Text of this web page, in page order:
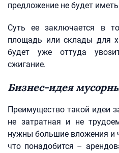
предложение не будет
Суть ее заключается в
площадь или склады для
будет уже оттуда
сжигание.
Бизнес-идея
Преимущество такой идеи
не затратная и не
нужны большие вложения и
что понадобится –